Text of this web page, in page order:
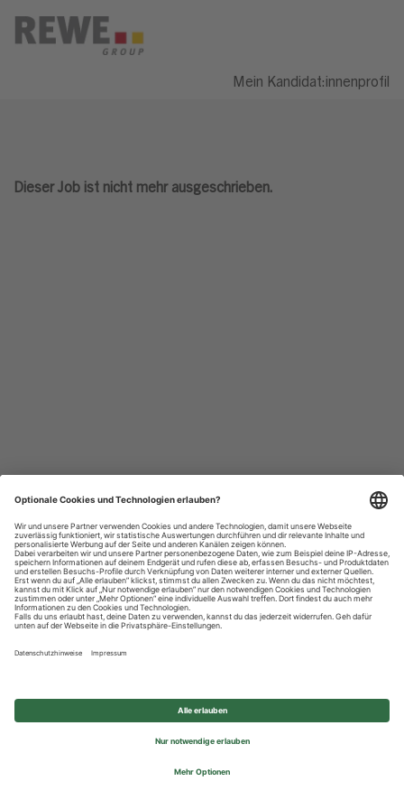
Mein Kandidat:innenprofil
Dieser Job ist nicht mehr ausgeschrieben.
Datenschutzhinweise
Impressum
Privatsphäre-Einstellungen
© 2026 REWE Group - All rights reserved